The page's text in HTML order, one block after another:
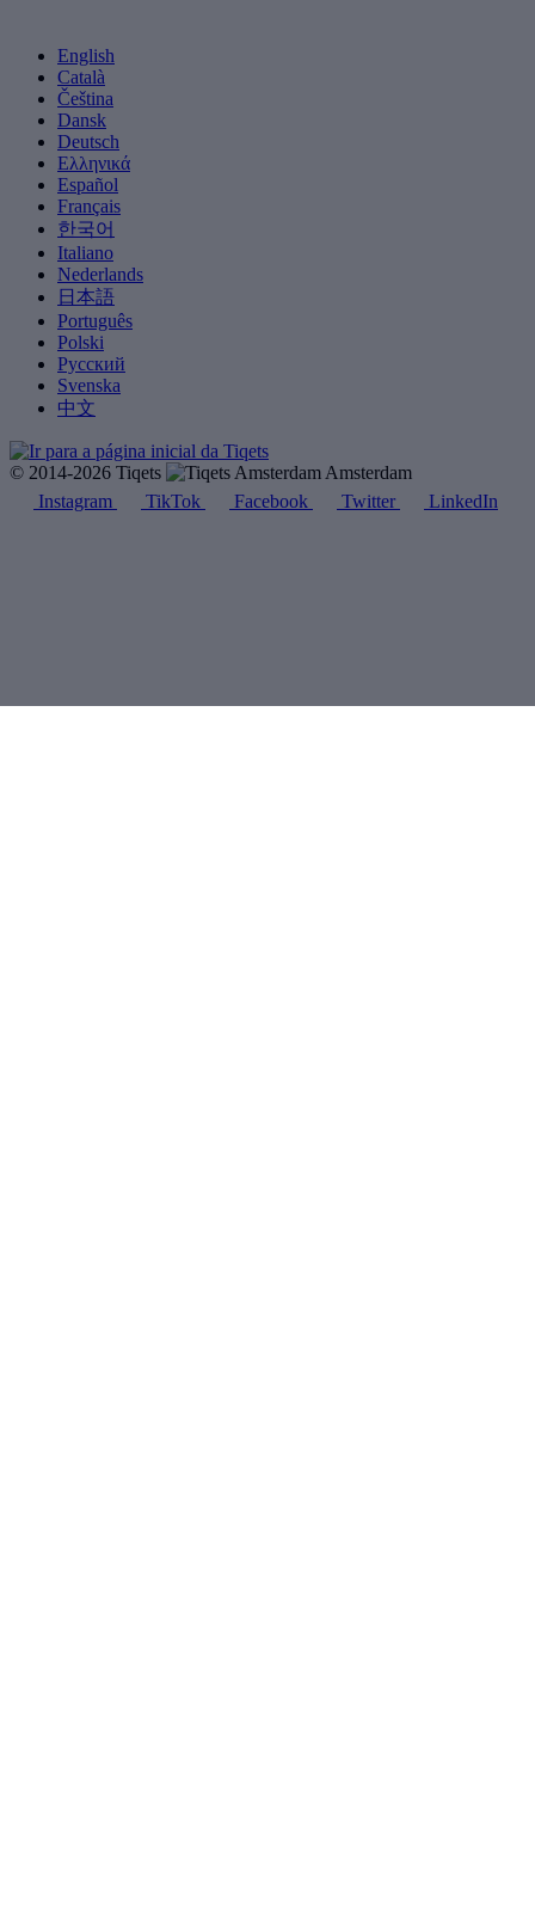
English
Català
Čeština
Dansk
Deutsch
Ελληνικά
Español
Français
한국어
Italiano
Nederlands
日本語
Português
Polski
Русский
Svenska
中文
© 2014-2026 Tiqets
Amsterdam
Instagram
TikTok Facebook Twitter LinkedIn